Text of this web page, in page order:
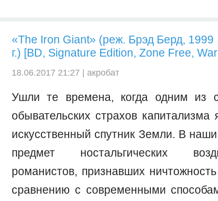
«The Iron Giant» (реж. Брэд Берд, 1999
г.) [BD, Signature Edition, Zone Free,
18.06.2017 21:27 | акробат
Ушли те времена, когда одним из
обывательских страхов капитализма
искусственный спутник Земли. В
предмет ностальгических
романистов, признавших
сравнению с современными